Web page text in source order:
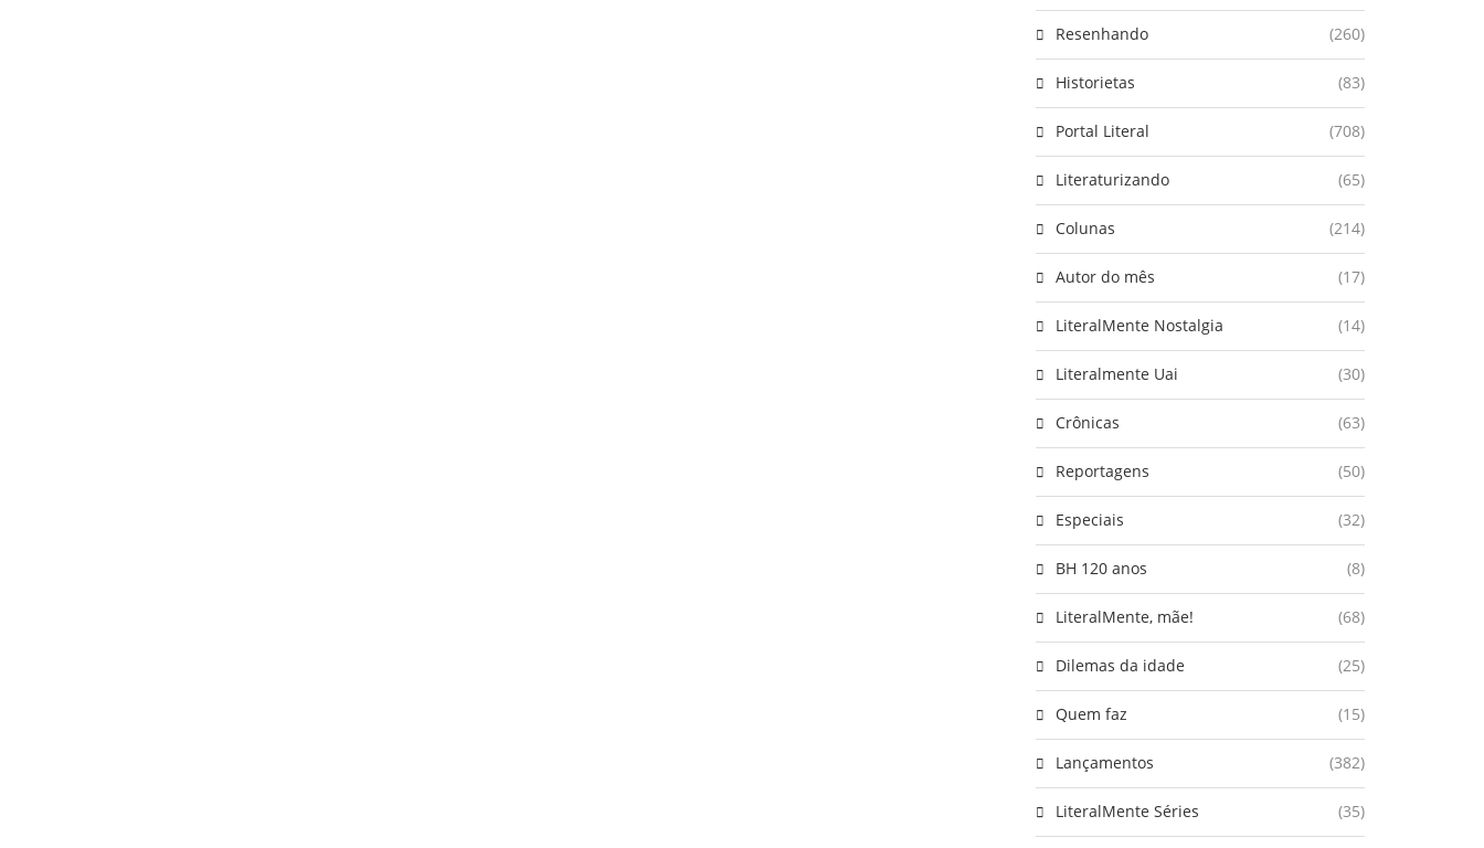
Resenhando (260)
Historietas (83)
Portal Literal (708)
Literaturizando (65)
Colunas (214)
Autor do mês (17)
LiteralMente Nostalgia (14)
Literalmente Uai (30)
Crônicas (63)
Reportagens (50)
Especiais (32)
BH 120 anos (8)
LiteralMente, mãe! (68)
Dilemas da idade (25)
Quem faz (15)
Lançamentos (382)
LiteralMente Séries (35)